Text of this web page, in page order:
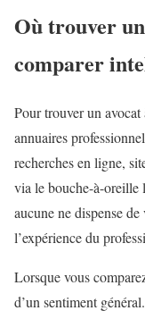
Où trouver
comparer
Pour trouver un
annuaires
recherches en ligne,
via le bouche-à-oreille
aucune ne dispense
l’expérience du
Lorsque vous
d’un sentiment